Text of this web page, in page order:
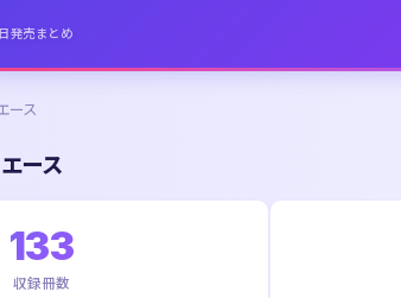
発売まとめ
ース
ース
133
収録冊数